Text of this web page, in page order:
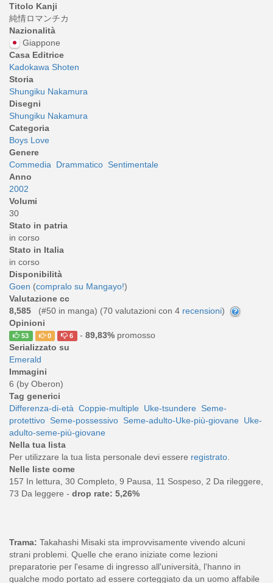
Titolo Kanji
純情ロマンチカ
Nazionalità
Giappone
Casa Editrice
Kadokawa Shoten
Storia
Shungiku Nakamura
Disegni
Shungiku Nakamura
Categoria
Boys Love
Genere
Commedia
Drammatico Sentimentale
Anno
2002
Volumi
30
Stato in patria
in corso
Stato in Italia
in corso
Disponibilità
Goen (compralo su Mangayo!)
Valutazione cc
8,585
(#50 in manga) (70 valutazioni con 4 recensioni)
Opinioni
53 0 6 - 89,83%promosso
Serializzato su
Emerald
Immagini
6 (by Oberon)
Tag generici
Differenza-di-età Coppie-multiple Uke-tsundere Seme-
protettivo Seme-possessivo Seme-adulto-Uke-più-giovane Uke-
adulto-seme-più-giovane
Nella tua lista
Per utilizzare la tua lista personale devi essere registrato.
Nelle liste come
157 In lettura, 30 Completo, 9 Pausa, 11 Sospeso, 2 Da rileggere,
73 Da leggere - drop rate: 5,26%
Trama: Takahashi Misaki sta improvvisamente vivendo alcuni
strani problemi. Quelle che erano iniziate come lezioni
preparatorie per l'esame di ingresso all'università, l'hanno in
qualche modo portato ad essere corteggiato da un uomo affabile